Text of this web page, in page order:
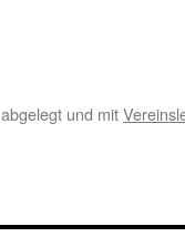
abgelegt und mit